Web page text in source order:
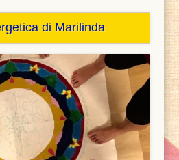
di Marilinda